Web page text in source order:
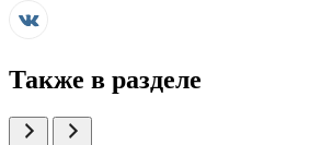
Также в разделе